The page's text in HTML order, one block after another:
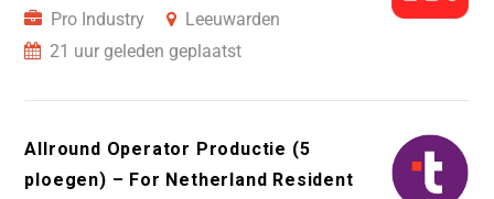
Pro Industry
Leeuwarden
21 uur geleden geplaatst
Allround Operator Productie (5
ploegen) – For Netherland Resident